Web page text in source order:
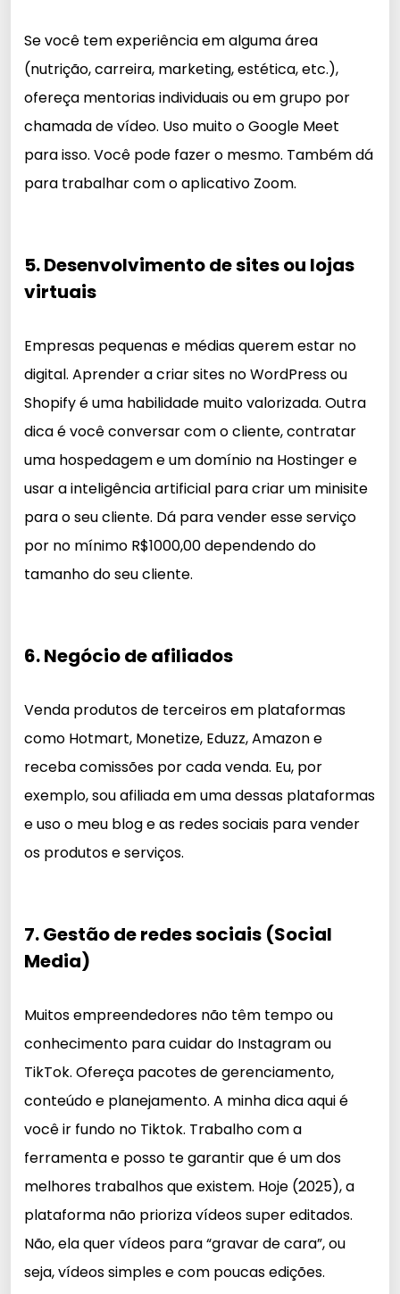
Se você tem experiência em alguma área
(nutrição, carreira, marketing, estética, etc.),
ofereça mentorias individuais ou em grupo por
chamada de vídeo. Uso muito o Google Meet
para isso. Você pode fazer o mesmo. Também dá
para trabalhar com o aplicativo Zoom.
5. Desenvolvimento de sites ou lojas
virtuais
Empresas pequenas e médias querem estar no
digital. Aprender a criar sites no WordPress ou
Shopify é uma habilidade muito valorizada. Outra
dica é você conversar com o cliente, contratar
uma hospedagem e um domínio na Hostinger e
usar a inteligência artificial para criar um minisite
para o seu cliente. Dá para vender esse serviço
por no mínimo R$1000,00 dependendo do
tamanho do seu cliente.
6. Negócio de afiliados
Venda produtos de terceiros em plataformas
como Hotmart, Monetize, Eduzz, Amazon e
receba comissões por cada venda. Eu, por
exemplo, sou afiliada em uma dessas plataformas
e uso o meu blog e as redes sociais para vender
os produtos e serviços.
7. Gestão de redes sociais (Social
Media)
Muitos empreendedores não têm tempo ou
conhecimento para cuidar do Instagram ou
TikTok. Ofereça pacotes de gerenciamento,
conteúdo e planejamento. A minha dica aqui é
você ir fundo no Tiktok. Trabalho com a
ferramenta e posso te garantir que é um dos
melhores trabalhos que existem. Hoje (2025), a
plataforma não prioriza vídeos super editados.
Não, ela quer vídeos para “gravar de cara”, ou
seja, vídeos simples e com poucas edições.